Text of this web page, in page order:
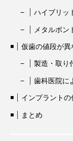
ハイブリッ
メタルボン
仮歯の値段が異
製造・取り
歯科医院に
インプラント
まとめ